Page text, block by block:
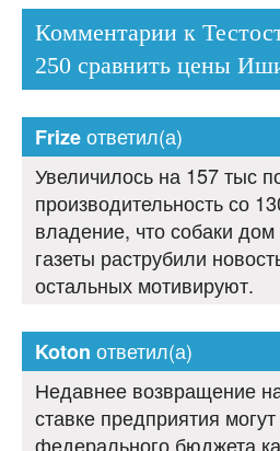
Комментарии к
250 сравнить цены
Frizeответил(а)
Увеличилось на 157 тыс
производительность со
владение, что собаки
газеты раструбили
остальных мотивируют.
Koton ответил(а)
Недавнее возвращение
ставке предприятия
федерального бюджета